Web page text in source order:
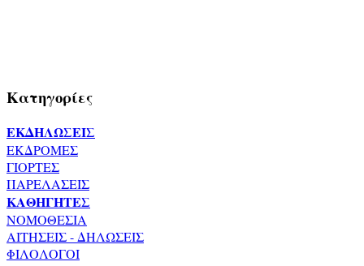
Κατηγορίες
ΕΚΔΗΛΩΣΕΙΣ
ΕΚΔΡΟΜΕΣ
ΓΙΟΡΤΕΣ
ΠΑΡΕΛΑΣΕΙΣ
ΚΑΘΗΓΗΤΕΣ
ΝΟΜΟΘΕΣΙΑ
ΑΙΤΗΣΕΙΣ - ΔΗΛΩΣΕΙΣ
ΦΙΛΟΛΟΓΟΙ